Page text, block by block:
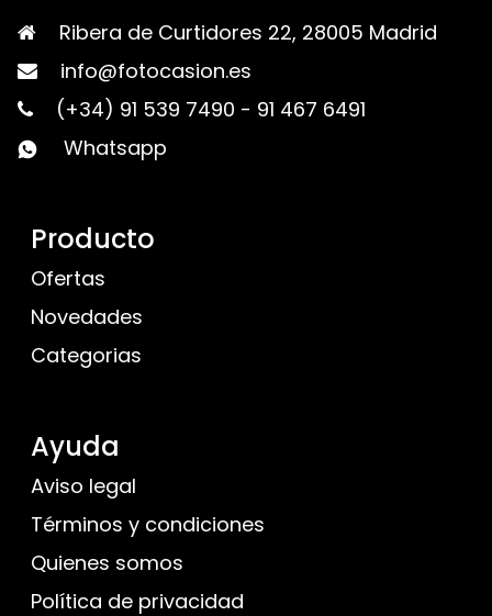
Ribera de Curtidores 22, 28005 Madrid
info@fotocasion.es
(+34) 91 539 7490 - 91 467 6491
Whatsapp
Producto
Ofertas
Novedades
Categorias
Ayuda
Aviso legal
Términos y condiciones
Quienes somos
Política de privacidad